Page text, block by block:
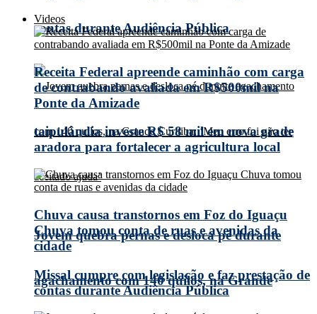
contas durante Audiência Pública
Jovem quebra pernas e desloca pé durante
agachamento com 140 quilos, na Grande
Videos
Receita Federal apreende caminhão com carga
de contrabando avaliada em R$500mil na
Ponte da Amizade
taipulândia investe R$ 58 mil em nova grade
aradora para fortalecer a agricultura local
Chuva causa transtornos em Foz do Iguaçu
Chuva tomou conta de ruas e avenidas da
cidade
Missal cumpre com legislação e faz prestação de
contas durante Audiência Pública